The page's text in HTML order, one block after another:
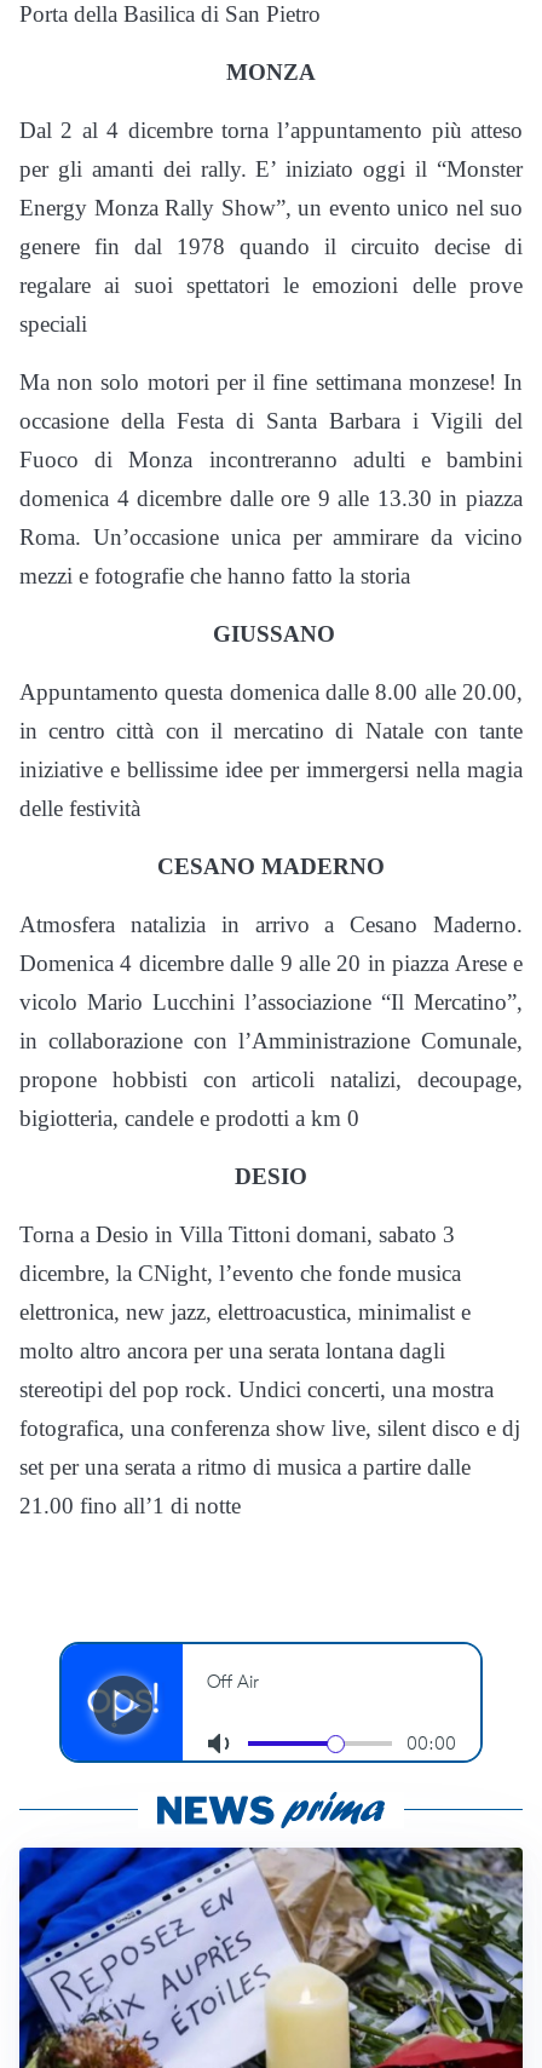
Porta della Basilica di San Pietro
MONZA
Dal 2 al 4 dicembre torna l’appuntamento più atteso
per gli amanti dei rally. E’ iniziato oggi il “Monster
Energy Monza Rally Show”, un evento unico nel suo
genere fin dal 1978 quando il circuito decise di
regalare ai suoi spettatori le emozioni delle prove
speciali
Ma non solo motori per il fine settimana monzese! In
occasione della Festa di Santa Barbara i Vigili del
Fuoco di Monza incontreranno adulti e bambini
domenica 4 dicembre dalle ore 9 alle 13.30 in piazza
Roma. Un’occasione unica per ammirare da vicino
mezzi e fotografie che hanno fatto la storia
GIUSSANO
Appuntamento questa domenica dalle 8.00 alle 20.00,
in centro città con il mercatino di Natale con tante
iniziative e bellissime idee per immergersi nella magia
delle festività
CESANO MADERNO
Atmosfera natalizia in arrivo a Cesano Maderno.
Domenica 4 dicembre dalle 9 alle 20 in piazza Arese e
vicolo Mario Lucchini l’associazione “Il Mercatino”,
in collaborazione con l’Amministrazione Comunale,
propone hobbisti con articoli natalizi, decoupage,
bigiotteria, candele e prodotti a km 0
DESIO
Torna a Desio in Villa Tittoni domani, sabato 3
dicembre, la CNight, l’evento che fonde musica
elettronica, new jazz, elettroacustica, minimalist e
molto altro ancora per una serata lontana dagli
stereotipi del pop rock. Undici concerti, una mostra
fotografica, una conferenza show live, silent disco e dj
set per una serata a ritmo di musica a partire dalle
21.00 fino all’1 di notte